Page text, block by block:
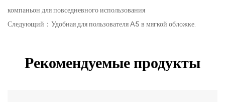
компаньон для повседневного использования
Следующий：Удобная для пользователя A5 ​​в мягкой обложке.
Рекомендуемые продукты